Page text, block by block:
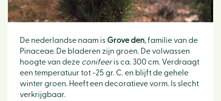
De nederlandse naam is Grove den, familie van de
Pinaceae. De bladeren zijn groen. De volwassen
hoogte van deze conifeeris ca. 300 cm. Verdraagt
een temperatuur tot -25 gr. C. en blijft de gehele
winter groen. Heeft een decoratieve vorm. Is slecht
verkrijgbaar.